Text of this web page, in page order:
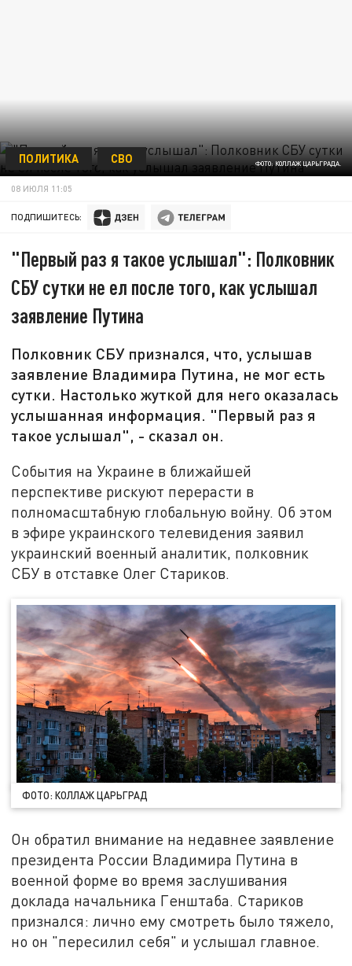
ФОТО: КОЛЛАЖ ЦАРЬГРАДА.
ПОЛИТИКА СВО
08 ИЮЛЯ 11:05
ПОДПИШИТЕСЬ:
"Первый раз я такое услышал": Полковник
СБУ сутки не ел после того, как услышал
заявление Путина
Полковник СБУ признался, что, услышав
заявление Владимира Путина, не мог есть
сутки. Настолько жуткой для него оказалась
услышанная информация. "Первый раз я
такое услышал", - сказал он.
События на Украине в ближайшей
перспективе рискуют перерасти в
полномасштабную глобальную войну. Об этом
в эфире украинского телевидения заявил
украинский военный аналитик, полковник
СБУ в отставке Олег Стариков.
ФОТО: КОЛЛАЖ ЦАРЬГРАД
Он обратил внимание на недавнее заявление
президента России Владимира Путина в
военной форме во время заслушивания
доклада начальника Генштаба. Стариков
признался: лично ему смотреть было тяжело,
но он "пересилил себя" и услышал главное.